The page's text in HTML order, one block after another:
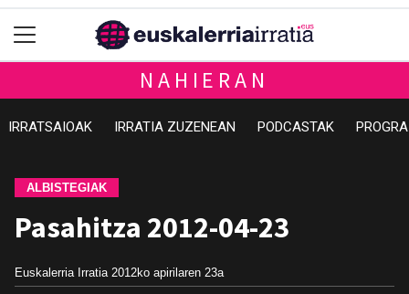
NAHIERAN
IRRATSAIOAK IRRATIA ZUZENEAN PODCASTAK
ALBISTEGIAK
Pasahitza 2012-04-23
Euskalerria Irratia 2012ko apirilaren 23a